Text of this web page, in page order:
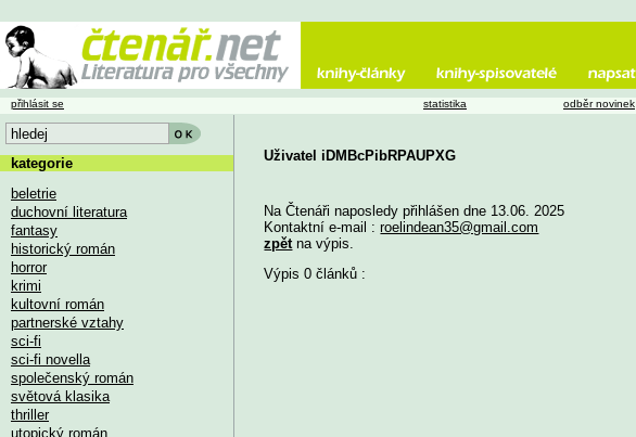
Uživatel iDMBcPibRPAUPXG
Na Čtenáři naposledy přihlášen dne 13.06. 2025
Kontaktní e-mail :roelindean35@gmail.com
zpět na výpis.
Výpis 0 článků :
přihlásit se statistika odběr novinek
kategorie
beletrie
duchovní literatura
fantasy
historický román
horror
krimi
kultovní román
partnerské vztahy
sci-fi
sci-fi novella
společenský román
světová klasika
thriller
utopický román